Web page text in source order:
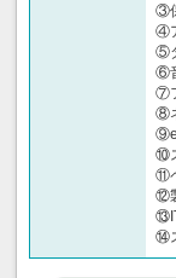
③
④
⑤
⑥
⑦
⑧
⑨e
⑩
⑪
⑫
⑭